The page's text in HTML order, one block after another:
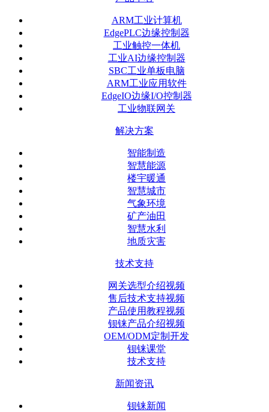
ARM工业计算机
EdgePLC边缘控制器
工业触控一体机
工业AI边缘控制器
SBC工业单板电脑
ARM工业应用软件
EdgeIO边缘I/O控制器
工业物联网关
解决方案
智能制造
智慧能源
楼宇暖通
智慧城市
气象环境
矿产油田
智慧水利
地质灾害
技术支持
网关选型介绍视频
售后技术支持视频
产品使用教程视频
钡铼产品介绍视频
OEM/ODM定制开发
钡铼课堂
技术支持
新闻资讯
钡铼新闻